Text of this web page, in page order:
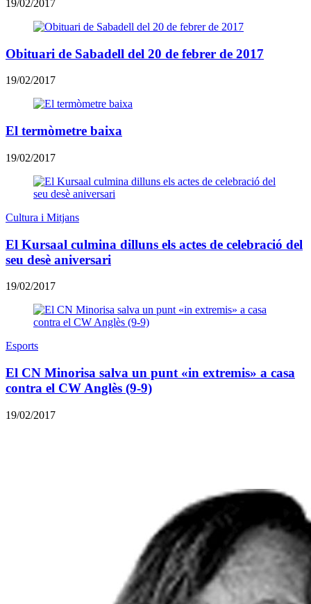
19/02/2017
Obituari de Sabadell del 20 de febrer de 2017
19/02/2017
El termòmetre baixa
19/02/2017
Cultura i Mitjans
El Kursaal culmina dilluns els actes de celebració del
seu desè aniversari
19/02/2017
Esports
El CN Minorisa salva un punt «in extremis» a casa
contra el CW Anglès (9-9)
19/02/2017